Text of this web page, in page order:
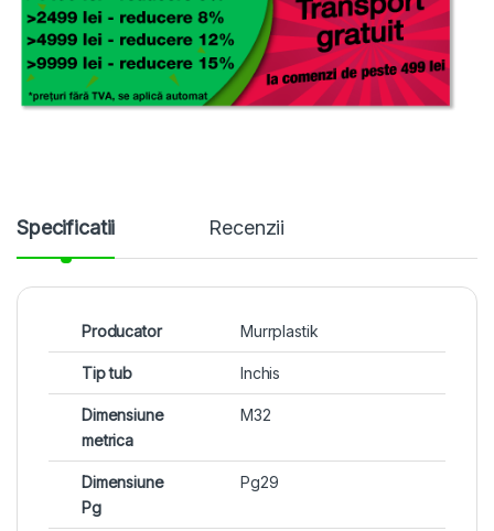
Specificatii Recenzii
Producator Murrplastik
Tip tub Inchis
Dimensiune
metrica
M32
Dimensiune
Pg
Pg29